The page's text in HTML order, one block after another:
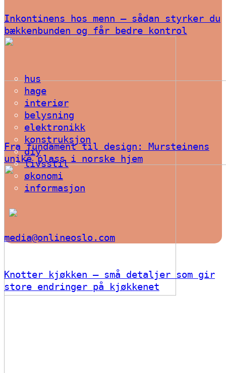
Inkontinens hos menn – sådan styrker du
bækkenbunden og får bedre kontrol
Fra fundament til design: Mursteinens
unike plass i norske hjem
Knotter kjøkken – små detaljer som gir
store endringer på kjøkkenet
hus
hage
interiør
belysning
elektronikk
konstruksjon
diy
livsstil
økonomi
informasjon
media@onlineoslo.com